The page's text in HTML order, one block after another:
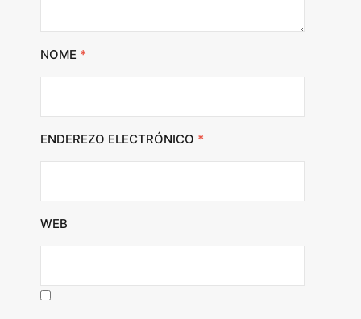
NOME *
ENDEREZO ELECTRÓNICO *
WEB